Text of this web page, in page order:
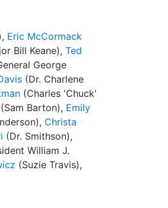
Eric McCormack
Bill Keane), Ted
George
(Dr. Charlene
(Charles 'Chuck'
(Sam Barton), Emily
Christa
(Dr. Smithson),
William J.
(Suzie Travis),